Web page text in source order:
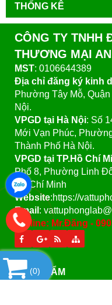
THỐNG KÊ
CÔNG TY TNHH
THƯƠNG MẠI
MST: 0106644389
Địa chỉ đăng ký kinh
Phường Tây Mỗ,
Nội.
VPGD tại Hà Nội: Số
Mới Vạn Phúc,
Thành Phố Hà Nội.
VPGD tại TP.Hồ Chí
Phố 8, Phường Linh
Hồ Chí Minh
Website:https://
Email :
Hotline: Mr.Đăng -
SẢN PHẨM
(0)